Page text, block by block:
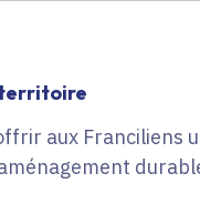
aux Franciliens